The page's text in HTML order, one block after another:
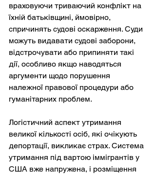
враховуючи триваючий конфлікт на
їхній батьківщині, ймовірно,
спричинять судові оскарження. Суди
можуть видавати судові заборони,
відстрочувати або припиняти такі
дії, особливо якщо наводяться
аргументи щодо порушення
належної правової процедури або
гуманітарних проблем.
Логістичний аспект утримання
великої кількості осіб, які очікують
депортації, викликає страх. Система
утримання під вартою іммігрантів у
США вже напружена, і розміщення